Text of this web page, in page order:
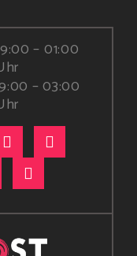
– 01:00
– 03:00